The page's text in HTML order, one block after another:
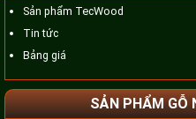
Sản phẩm TecWood
Tin tức
Bảng giá
SẢN PHẨM GỖ